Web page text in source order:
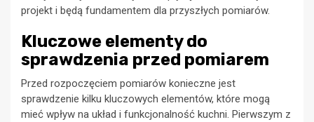
projekt i będą fundamentem dla przyszłych pomiarów.
Kluczowe elementy do
sprawdzenia przed pomiarem
Przed rozpoczęciem pomiarów konieczne jest
sprawdzenie kilku kluczowych elementów, które mogą
mieć wpływ na układ i funkcjonalność kuchni. Pierwszym z